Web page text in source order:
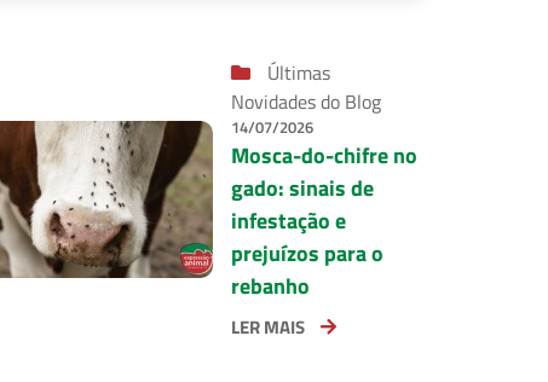
Últimas
Novidades do Blog
14/07/2026
Mosca-do-chifre no
gado: sinais de
infestação e
prejuízos para o
rebanho
LER MAIS